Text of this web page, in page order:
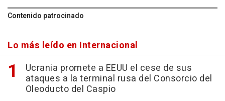
Contenido patrocinado
Lo más leído en Internacional
Ucrania promete a EEUU el cese de sus
ataques a la terminal rusa del Consorcio del
Oleoducto del Caspio